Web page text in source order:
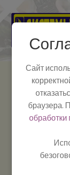
Перейти
навигации
Перейти
содержимому
Как
Полезная
Системы
г.
Работаем:Пн-
10:00–18:00
Сайт
браузера.